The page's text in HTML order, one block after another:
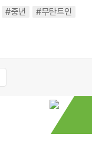
#중년
#무탄트인